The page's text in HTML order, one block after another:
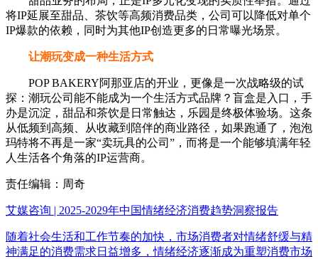
将IP延展至甜品、茶饮等高频消费品类，公司可以降低对单个
IP爆款的依赖，同时为其他IP创造更多的日常曝光场景。
让潮玩变成一种生活方式
POP BAKERY阿那亚店的开业，更像是一次战略级的试
探：潮玩公司能不能成为一个生活方式品牌？盲盒是入口，手
办是沉淀，甜品和茶饮是日常触达，乐园是终极体验场。这条
从低频到高频、从收藏到陪伴的商业路径，如果跑通了，泡泡
玛特将不再是一家“卖玩具的公司”，而将是一个能够填满年轻
人生活各个角落的IP运营商。
责任编辑：周奇
艾媒咨询 | 2025-2029年中国情绪经济消费趋势洞察报告
随着社会生活和工作节奏的加快，市场消费者对情绪舒缓与精
神满足的消费需求日益增多，情绪经济逐渐成为重塑消费市场